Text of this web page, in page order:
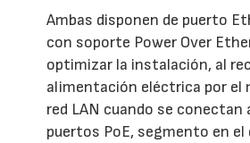
Ambas disponen de puerto
con soporte Power Over
optimizar la instalación, al
alimentación eléctrica por el
red LAN cuando se
puertos PoE, segmento en el